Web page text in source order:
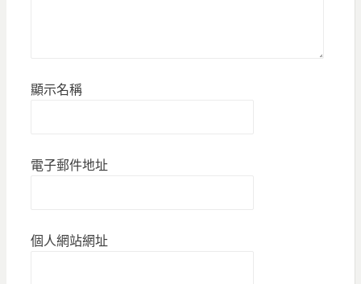
顯示名稱
電子郵件地址
個人網站網址